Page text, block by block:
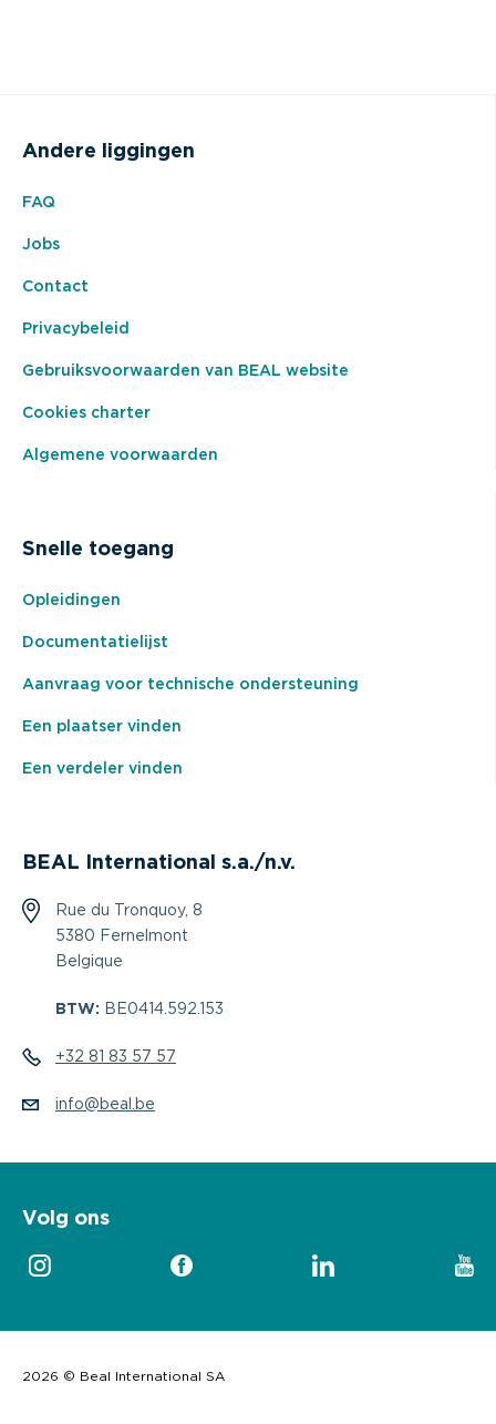
Andere liggingen
FAQ
Jobs
Contact
Privacybeleid
Gebruiksvoorwaarden van BEAL website
Cookies charter
Algemene voorwaarden
Snelle toegang
Opleidingen
Documentatielijst
Aanvraag voor technische ondersteuning
Een plaatser vinden
Een verdeler vinden
BEAL International s.a./n.v.
Rue du Tronquoy, 8
5380 Fernelmont
Belgique
BTW: BE0414.592.153
+32 81 83 57 57
info@beal.be
Volg ons
2026 © Beal International SA